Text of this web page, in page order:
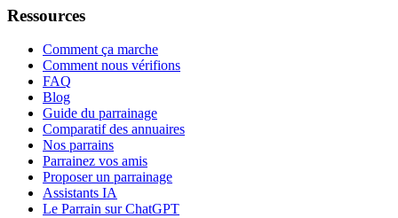
Ressources
Comment ça marche
Comment nous vérifions
FAQ
Blog
Guide du parrainage
Comparatif des annuaires
Nos parrains
Parrainez vos amis
Proposer un parrainage
Assistants IA
Le Parrain sur ChatGPT